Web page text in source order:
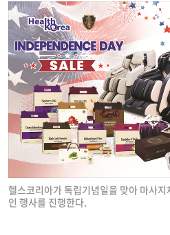
헬스코리아가 독립기념일을 맞아 마사
인 행사를 진행한다.